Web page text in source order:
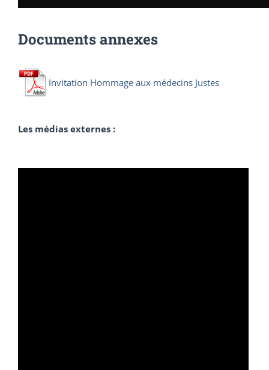
Documents annexes
Invitation Hommage aux médecins Justes
Les médias externes :